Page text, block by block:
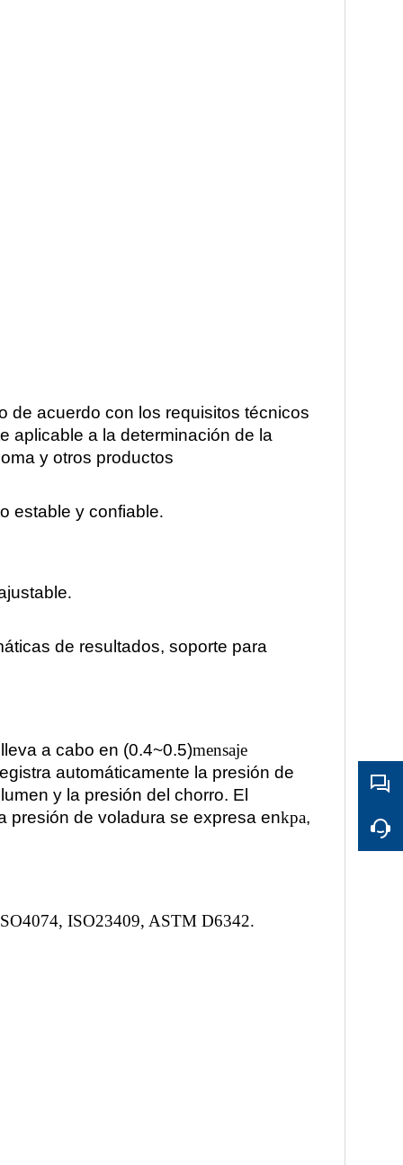
de acuerdo con los requisitos técnicos
aplicable a la determinación de la
y otros productos
estable y confiable.
.
de resultados, soporte para
a cabo en (0.4~0.5)mensaje
automáticamente la presión de
y la presión del chorro. El
presión de voladura se expresa enkpa,
ISO23409, ASTM D6342.